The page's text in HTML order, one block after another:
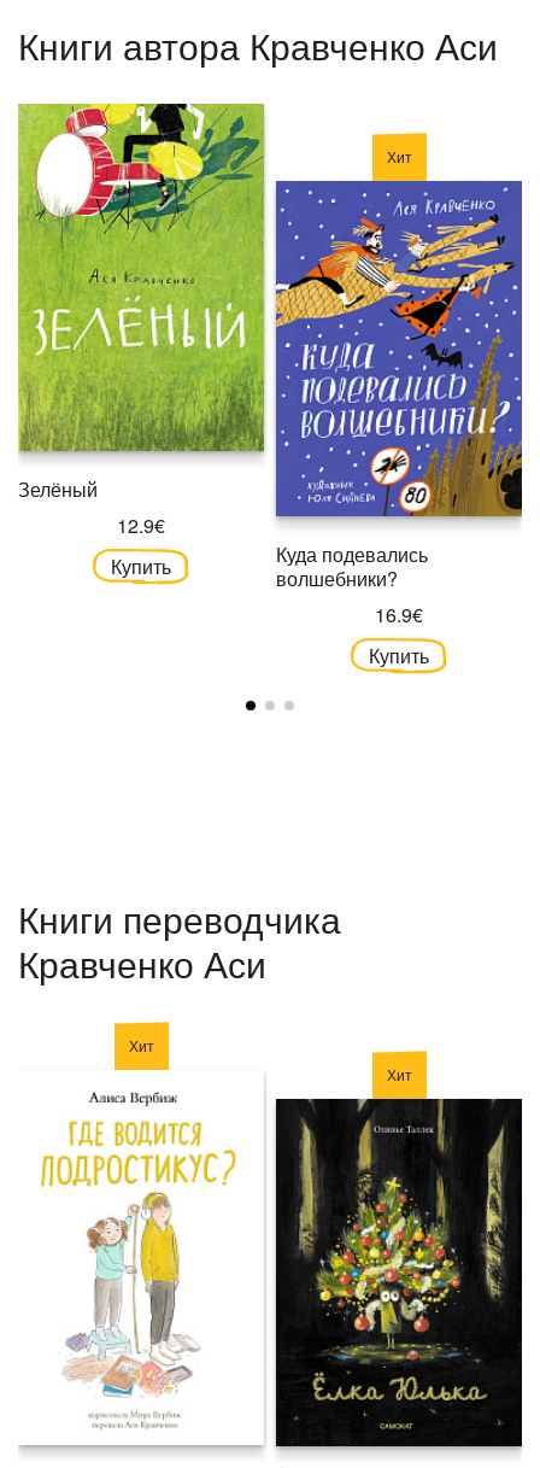
Книги автора Кравченко Аси
Зелёный
12.9€
Купить
Хит
Куда подевались
волшебники?
16.9€
Купить
Книги переводчика
Кравченко Аси
Хит
Хит